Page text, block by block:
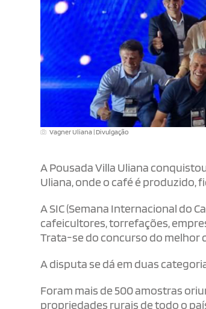
Vagner Uliana | Divulgação
A Pousada Villa Uliana
Uliana, onde o café é produzido,
A SIC (Semana Internacional do
cafeicultores, torrefações,
Trata-se do concurso do melhor
A disputa se dá em duas
Foram mais de 500 amostras
propriedades rurais de todo o